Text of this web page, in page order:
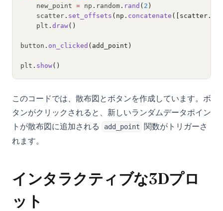
    new_point
= np . random . rand ( 2 )
    scatter
. set_offsets (np. concatenate ([scatter.
    plt
. draw()
button . on_clicked (add_point)
plt . show()
このコードでは、散布図とボタンを作成しています。ボ
タンがクリックされると、新しいランダムデータポイン
トが散布図に追加される
add_point 関数がトリガーさ
れます。
インタラクティブな3Dプロ
ット